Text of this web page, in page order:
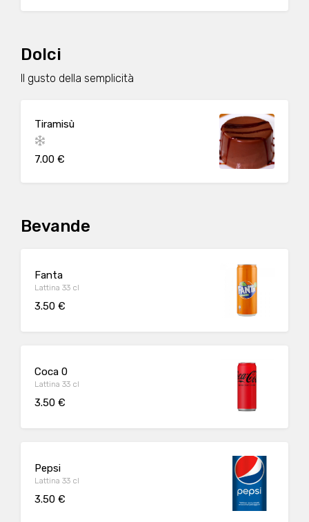
Dolci
Il gusto della semplicità
Tiramisù
7.00 €
Bevande
Fanta
Lattina 33 cl
3.50 €
Coca 0
Lattina 33 cl
3.50 €
Pepsi
Lattina 33 cl
3.50 €